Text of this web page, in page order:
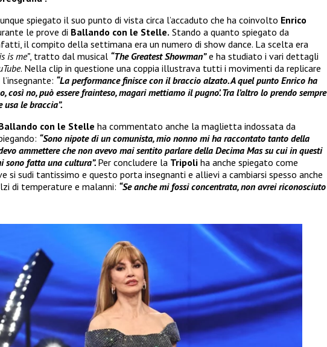
spiegato il suo punto di vista circa l’accaduto che ha coinvolto Enrico
le prove di Ballando con le Stelle. Stando a quanto spiegato da
il compito della settimana era un numero di show dance. La scelta era
is me”, tratto dal musical “The Greatest Showman”e ha studiato i vari dettagli
. Nella clip in questione una coppia illustrava tutti i movimenti da replicare
“La performance finisce con il braccio alzato. A quel punto Enrico ha
così no, può essere frainteso, magari mettiamo il pugno’. Tra l’altro lo prendo sempre
le braccia”.
con le Stelle ha commentato anche la maglietta indossata da
“Sono nipote di un comunista, mio nonno mi ha raccontato tanto della
ammettere che non avevo mai sentito parlare della Decima Mas su cui in questi
sono fatta una cultura”. Per concludere la Tripoli ha anche spiegato come
si sudi tantissimo e questo porta insegnanti e allievi a cambiarsi spesso anche
di temperature e malanni: “Se anche mi fossi concentrata, non avrei riconosciuto